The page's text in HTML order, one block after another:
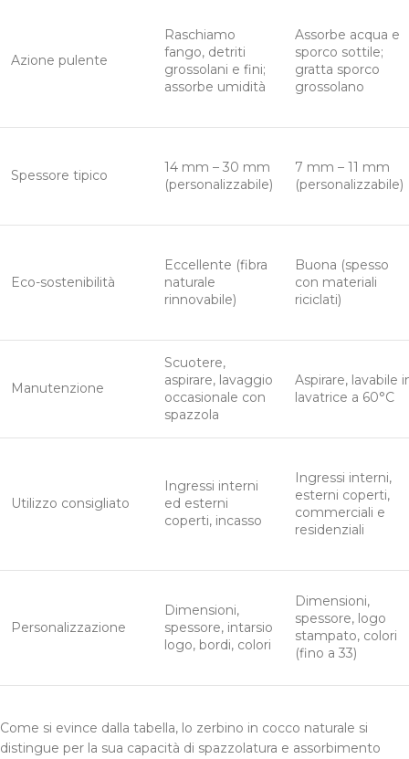
Azione pulente
Raschiamo
fango, detriti
grossolani e fini;
assorbe umidità
Assorbe acqua e
sporco sottile;
gratta sporco
grossolano
Spessore tipico
14 mm – 30 mm
(personalizzabile)
7 mm – 11 mm
(personalizzabile)
Eco-sostenibilità
Eccellente (fibra
naturale
rinnovabile)
Buona (spesso
con materiali
riciclati)
Manutenzione
Scuotere,
aspirare, lavaggio
occasionale con
spazzola
Aspirare, lavabile
lavatrice a 60°C
Utilizzo consigliato
Ingressi interni
ed esterni
coperti, incasso
Ingressi interni,
esterni coperti,
commerciali e
residenziali
Personalizzazione
Dimensioni,
spessore, intarsio
logo, bordi, colori
Dimensioni,
spessore, logo
stampato, colori
(fino a 33)
Come si evince dalla tabella, lo zerbino in cocco naturale si
distingue per la sua capacità di spazzolatura e assorbimento